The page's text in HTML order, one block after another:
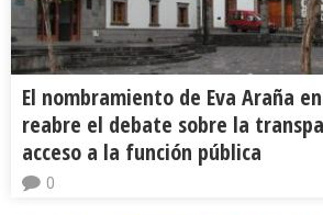
El nombramiento de Eva Araña
reabre el debate sobre la
acceso a la función pública
0